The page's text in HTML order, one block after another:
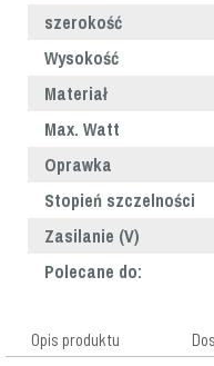
szerokość
Wysokość
Materiał
Max. Watt
Oprawka
Stopień szczelności
Zasilanie (V)
Polecane do:
Opis produktu